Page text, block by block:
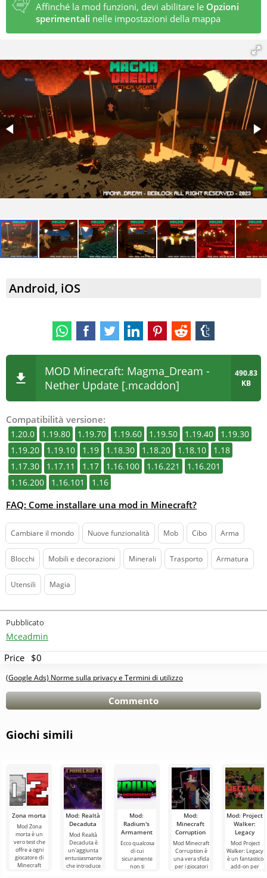
Affinché la mod funzioni, devi abilitare le Opzioni
sperimentali nelle impostazioni della mappa
Android, iOS
MOD Minecraft: Magma_Dream -
Nether Update [.mcaddon]
490.83
KB
Compatibilità versione:
1.20.0 1.19.80 1.19.70 1.19.60 1.19.50 1.19.40
1.19.30
1.19.20
1.19.10 1.19 1.18.30 1.18.20 1.18.10
1.18
1.17.30
1.17.11 1.17 1.16.100 1.16.221
1.16.201
1.16.200
1.16.101 1.16
FAQ: Come installare una mod in Minecraft?
Cambiare il mondo Nuove funzionalità Mob Cibo Arma
Blocchi Mobili e decorazioni Minerali Trasporto Armatura
Utensili Magia
Pubblicato
Mceadmin
Price $0
(Google Ads) Norme sulla privacy e Termini di utilizzo
Commento
Giochi simili
Zona morta
Mod Zona
morta è un
vero test che
offre a ogni
giocatore di
Minecraft
Mod: Realtà
Decaduta
Mod Realtà
Decaduta è
un'aggiunta
entusiasmante
che introduce
Mod:
Radium's
Armament
Ecco qualcosa
di cui
sicuramente
non ti
Mod:
Minecraft
Corruption
Mod Minecraft
Corruption è
una vera sfida
per i giocatori
Mod: Project
Walker:
Legacy
Mod Project
Walker: Legacy
è un fantastico
add-on per